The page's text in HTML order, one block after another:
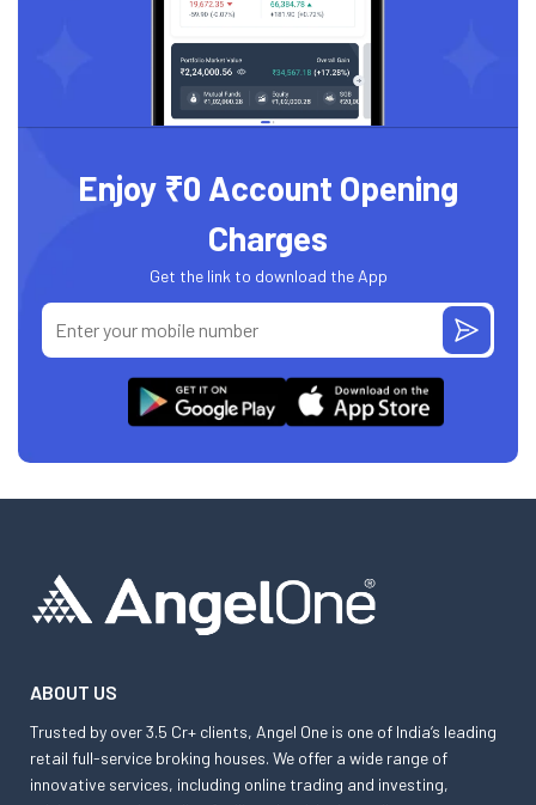
Enjoy ₹0 Account Opening
Charges
Get the link to download the App
ABOUT US
Trusted by over 3.5 Cr+ clients, Angel One is one of India’s leading
retail full-service broking houses. We offer a wide range of
innovative services, including online trading and investing,